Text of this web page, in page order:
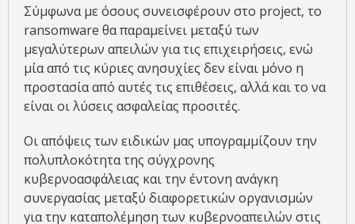
Σύμφωνα με όσους συνεισφέρουν στο project, το
ransomware θα παραμείνει μεταξύ των
μεγαλύτερων απειλών για τις επιχειρήσεις, ενώ
μία από τις κύριες ανησυχίες δεν είναι μόνο η
προστασία από αυτές τις επιθέσεις, αλλά και το να
είναι οι λύσεις ασφαλείας προσιτές.
Οι απόψεις των ειδικών μας υπογραμμίζουν την
πολυπλοκότητα της σύγχρονης
κυβερνοασφάλειας και την έντονη ανάγκη
συνεργασίας μεταξύ διαφορετικών οργανισμών
για την καταπολέμηση των κυβερνοαπειλών στις